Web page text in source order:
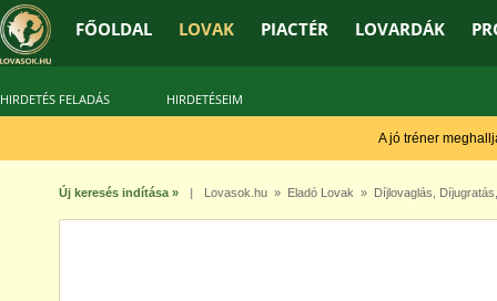
FŐOLDAL LOVAK PIACTÉR LOVARDÁK
HIRDETÉS FELADÁS HIRDETÉSEIM
A jó tréner
Új keresés indítása » | Lovasok.hu» Eladó Lovak » Díjlovaglás Díjugratás